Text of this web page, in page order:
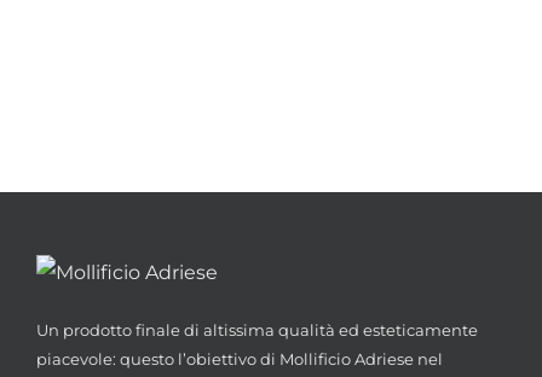
Un prodotto finale di altissima qualità ed esteticamente
piacevole: questo l’obiettivo di Mollificio Adriese nel